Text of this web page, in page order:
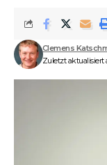
Zuletzt aktualisiert
Clemens